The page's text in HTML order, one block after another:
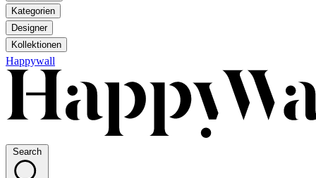
Kategorien
Designer
Kollektionen
Happywall
Search